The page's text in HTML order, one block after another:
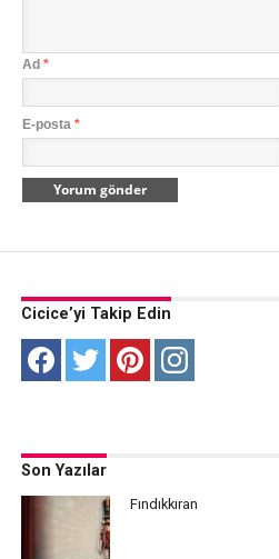
Ad *
E-posta *
Cicice’yi Takip Edin
Son Yazılar
Fındıkkıran